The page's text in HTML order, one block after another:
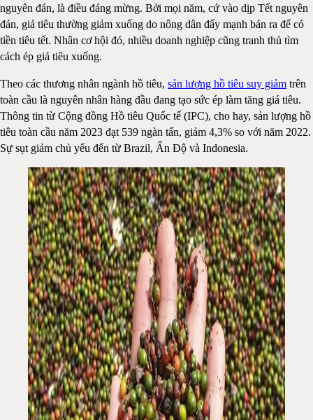
nguyên đán, là điều đáng mừng. Bởi mọi năm, cứ vào dịp Tết nguyên
đán, giá tiêu thường giảm xuống do nông dân đẩy mạnh bán ra để có
tiền tiêu tết. Nhân cơ hội đó, nhiều doanh nghiệp cũng tranh thủ tìm
cách ép giá tiêu xuống.
Theo các thương nhân ngành hồ tiêu, sản lượng hồ tiêu suy giảm trên
toàn cầu là nguyên nhân hàng đầu đang tạo sức ép làm tăng giá tiêu.
Thông tin từ Cộng đồng Hồ tiêu Quốc tế (IPC), cho hay, sản lượng hồ
tiêu toàn cầu năm 2023 đạt 539 ngàn tấn, giảm 4,3% so với năm 2022.
Sự sụt giảm chủ yếu đến từ Brazil, Ấn Độ và Indonesia.